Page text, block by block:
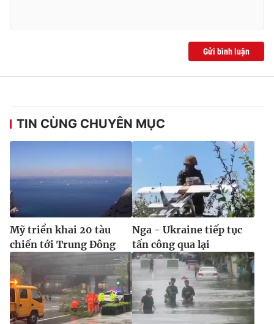
Gửi bình luận
TIN CÙNG CHUYÊN MỤC
Mỹ triển khai 20 tàu
chiến tới Trung Đông
Nga - Ukraine tiếp tục
tấn công qua lại